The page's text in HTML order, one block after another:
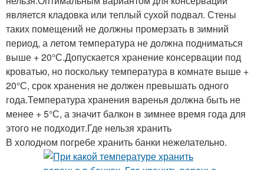
является кладовка или теплый сухой подвал. Стены
таких помещений не должны промерзать в зимний
период, а летом температура не должна подниматься
выше + 20°С.Допускается хранение консервации под
кроватью, но поскольку температура в комнате выше +
20°С, срок хранения не должен превышать одного
года.Температура хранения варенья должна быть не
менее + 5°С, а значит балкон в зимнее время года для
этого не подходит.Где нельзя хранить
В холодном погребе хранить банки нежелательно.